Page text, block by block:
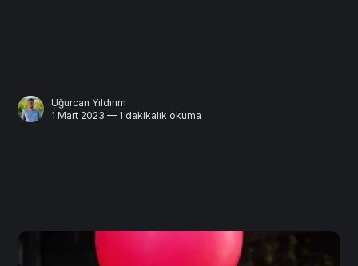
Uğurcan Yıldırım
1 Mart 2023 — 1 dakikalık okuma